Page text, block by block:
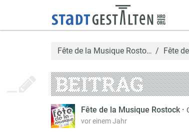
Fête de la Musique Rosto… Fête
BEITRAG
Fête de la Musique Rostock ·
vor einem Jahr